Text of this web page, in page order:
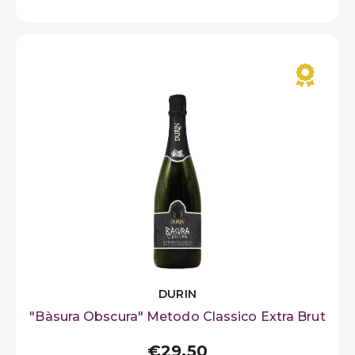
DURIN
"Bàsura Obscura" Metodo Classico Extra Brut
€29,50